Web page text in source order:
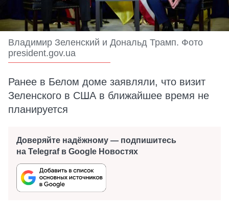
Владимир Зеленский и Дональд Трамп. Фото
president.gov.ua
Ранее в Белом доме заявляли, что визит
Зеленского в США в ближайшее время не
планируется
Доверяйте надёжному — подпишитесь
на Telegraf в Google Новостях